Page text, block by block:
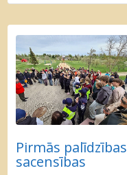
Pirmās palīdzības
sacensības